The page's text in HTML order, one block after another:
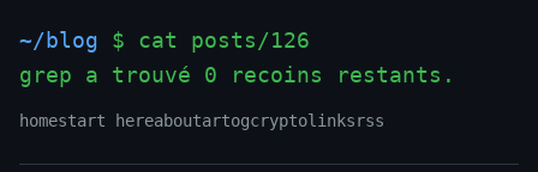
~/blog $ cat posts/126
grep a trouvé 0 recoins restants.
homestart hereaboutartogcryptolinksrss